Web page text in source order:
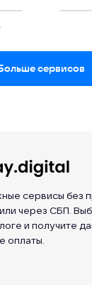
сервисов
сервисы без
через СБП.
и получите
оплаты.